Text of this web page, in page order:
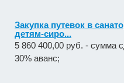
Закупка путевок в
детям-сиро...
5 860 400,00 руб. - сумма
30% аванс;